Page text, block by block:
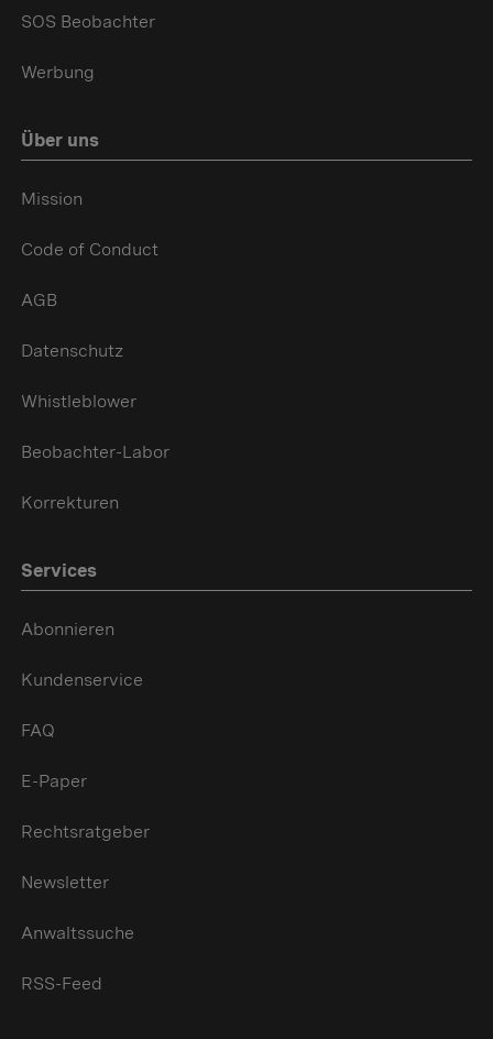
SOS Beobachter
Werbung
Über uns
Mission
Code of Conduct
AGB
Datenschutz
Whistleblower
Beobachter-Labor
Korrekturen
Services
Abonnieren
Kundenservice
FAQ
E-Paper
Rechtsratgeber
Newsletter
Anwaltssuche
RSS-Feed